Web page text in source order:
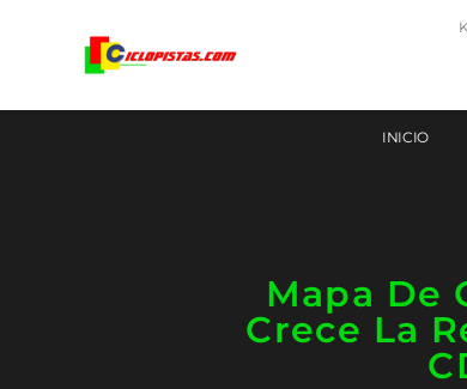
INICIO
Mapa De
Crece La